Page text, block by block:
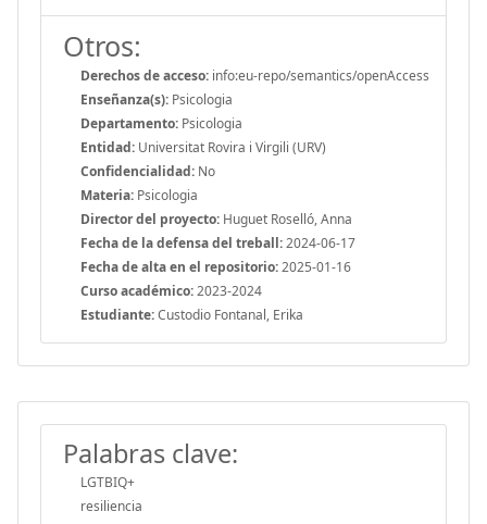
Otros:
Derechos de acceso: info:eu-repo/semantics/openAccess
Enseñanza(s): Psicologia
Departamento: Psicologia
Entidad: Universitat Rovira i Virgili (URV)
Confidencialidad: No
Materia: Psicologia
Director del proyecto: Huguet Roselló, Anna
Fecha de la defensa del treball:2024-06-17
Fecha de alta en el repositorio:2025-01-16
Curso académico:2023-2024
Estudiante:Custodio Fontanal, Erika
Palabras clave:
LGTBIQ+
resiliencia